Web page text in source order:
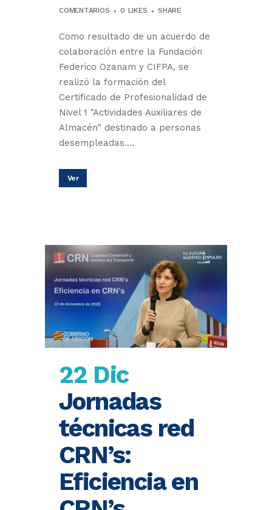
COMENTARIOS
0 LIKES SHARE
Como resultado de un acuerdo de
colaboración entre la Fundación
Federico Ozanam y CIFPA, se
realizó la formación del
Certificado de Profesionalidad de
Nivel 1 "Actividades Auxiliares de
Almacén" destinado a personas
desempleadas....
Ver
22 Dic
Jornadas
técnicas red
CRN’s:
Eficiencia en